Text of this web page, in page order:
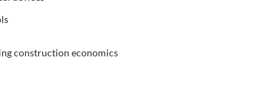
construction economics